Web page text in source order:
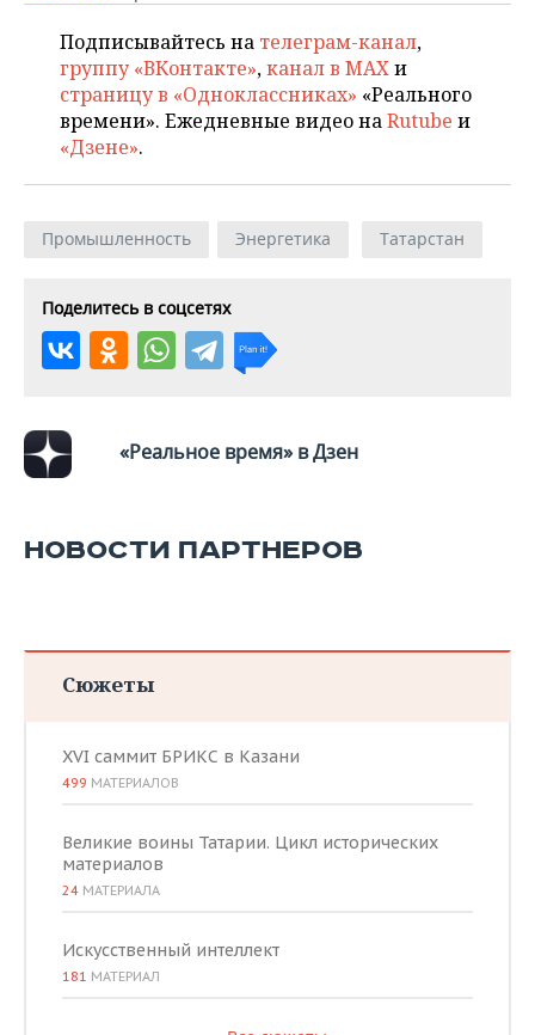
Подписывайтесь на телеграм-канал,
группу «ВКонтакте»,канал в MAXи
страницу в «Одноклассниках» «Реального
времени». Ежедневные видео наRutube и
«Дзене».
Промышленность Энергетика Татарстан
Поделитесь в соцсетях
«Реальное время» в Дзен
НОВОСТИ ПАРТНЕРОВ
Сюжеты
XVI саммит БРИКС в Казани
499 МАТЕРИАЛОВ
Великие воины Татарии. Цикл исторических
материалов
24 МАТЕРИАЛА
Искусственный интеллект
181 МАТЕРИАЛ